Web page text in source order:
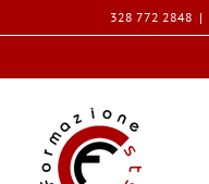
al
328 772 2848 |